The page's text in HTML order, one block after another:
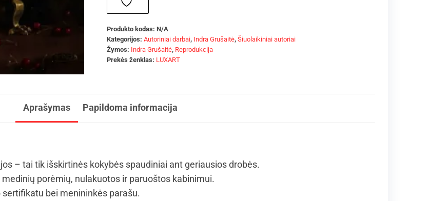
Produkto kodas: N/A
Kategorijos: Autoriniai darbai, Indra Grušaitė, Šiuolaikiniai autoriai
Žymos: Indra Grušaitė, Reprodukcija
Prekės ženklas: LUXART
Aprašymas Papildoma informacija
– tai tik išskirtinės kokybės spaudiniai ant geriausios drobės.
porėmių, nulakuotos ir paruoštos kabinimui.
bei menininkės parašu.